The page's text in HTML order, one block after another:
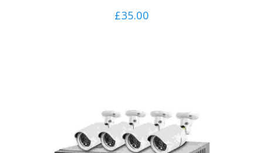
£35.00
sur 5